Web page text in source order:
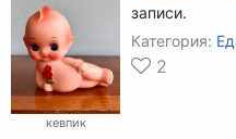
кевпик
записи.
Категория:
2